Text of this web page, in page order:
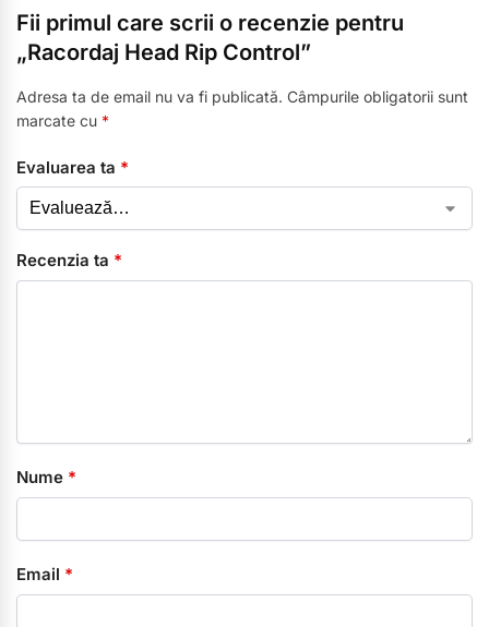
Fii primul care scrii o recenzie pentru
„Racordaj Head Rip Control”
Adresa ta de email nu va fi publicată. Câmpurile obligatorii sunt
marcate cu *
Evaluarea ta *
Recenzia ta *
Nume *
Email *